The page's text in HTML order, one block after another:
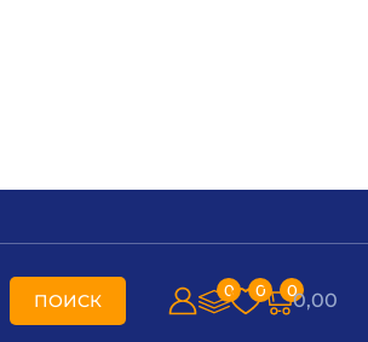
ПОИСК 0 0 00,00